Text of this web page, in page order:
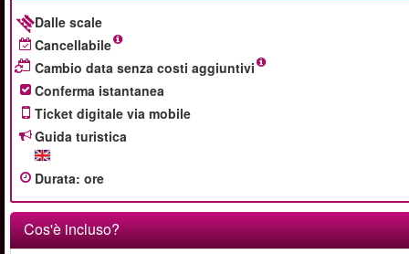
Dalle scale
Cancellabile
Cambio data senza costi aggiuntivi
Conferma istantanea
Ticket digitale via mobile
Guida turistica
Durata: ore
Cos'è incluso?